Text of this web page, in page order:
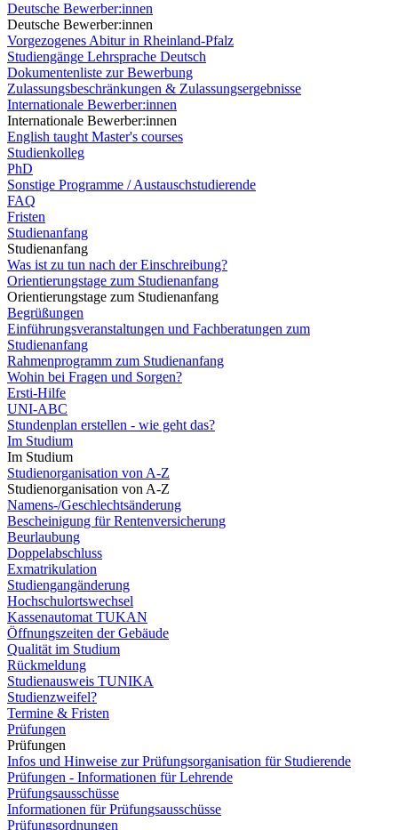
Deutsche Bewerber:innen
Deutsche Bewerber:innen
Vorgezogenes Abitur in Rheinland-Pfalz
Studiengänge Lehrsprache Deutsch
Dokumentenliste zur Bewerbung
Zulassungsbeschränkungen & Zulassungsergebnisse
Internationale Bewerber:innen
Internationale Bewerber:innen
English taught Master's courses
Studienkolleg
PhD
Sonstige Programme / Austauschstudierende
FAQ
Fristen
Studienanfang
Studienanfang
Was ist zu tun nach der Einschreibung?
Orientierungstage zum Studienanfang
Orientierungstage zum Studienanfang
Begrüßungen
Einführungsveranstaltungen und Fachberatungen zum
Studienanfang
Rahmenprogramm zum Studienanfang
Wohin bei Fragen und Sorgen?
Ersti-Hilfe
UNI-ABC
Stundenplan erstellen - wie geht das?
Im Studium
Im Studium
Studienorganisation von A-Z
Studienorganisation von A-Z
Namens-/Geschlechtsänderung
Bescheinigung für Rentenversicherung
Beurlaubung
Doppelabschluss
Exmatrikulation
Studiengangänderung
Hochschulortswechsel
Kassenautomat TUKAN
Öffnungszeiten der Gebäude
Qualität im Studium
Rückmeldung
Studienausweis TUNIKA
Studienzweifel?
Termine & Fristen
Prüfungen
Prüfungen
Infos und Hinweise zur Prüfungsorganisation für Studierende
Prüfungen - Informationen für Lehrende
Prüfungsausschüsse
Informationen für Prüfungsausschüsse
Prüfungsordnungen